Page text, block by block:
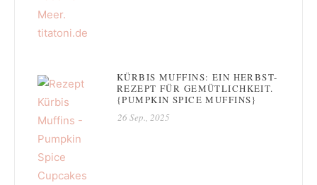
KÜRBIS MUFFINS: EIN HERBST-
REZEPT FÜR GEMÜTLICHKEIT.
{PUMPKIN SPICE MUFFINS}
26 Sep., 2025